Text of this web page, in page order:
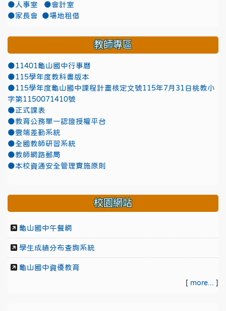
●人事室
●會計室
●家長會
●場地租借
教師專區
●11401龜山國中行事曆
●115學年度教科書版本
●115學年度龜山國中課程計畫核定文號115年7月31日桃教小
字第1150071410號
●正式課表
●教育公務單一認證授權平台
●雲端差勤系統
●全國教師研習系統
●教師網路郵局
●本校資通安全管理實施原則
校園網站
龜山國中午餐網
學生成績分布查詢系統
龜山國中資優教育
[ more... ]